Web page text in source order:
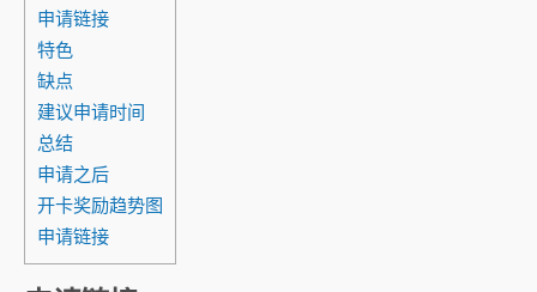
申请链接
特色
缺点
建议申请时间
总结
申请之后
开卡奖励趋势图
申请链接